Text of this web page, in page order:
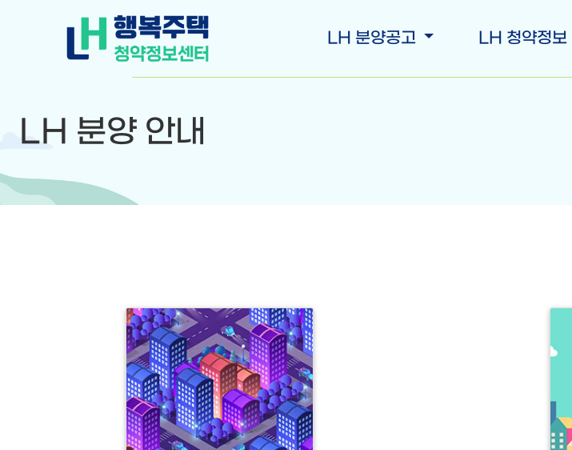
LH 분양공고 LH 청약정보
LH 분양 안내